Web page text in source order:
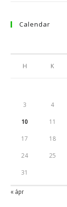
Calendar
H K
3 4
10 11
17 18
24 25
31
« ápr